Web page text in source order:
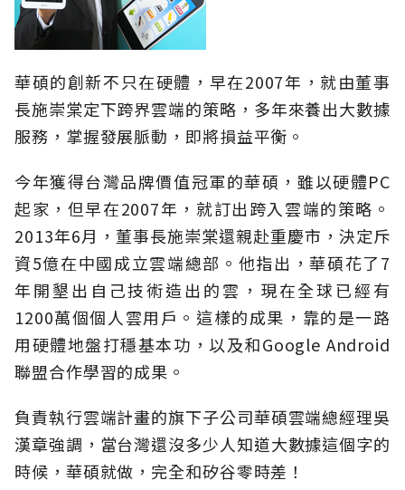
華碩的創新不只在硬體，早在2007年，就由董事
長施崇棠定下跨界雲端的策略，多年來養出大數據
服務，掌握發展脈動，即將損益平衡。
今年獲得台灣品牌價值冠軍的華碩，雖以硬體PC
起家，但早在2007年，就訂出跨入雲端的策略。
2013年6月，董事長施崇棠還親赴重慶市，決定斥
資5億在中國成立雲端總部。他指出，華碩花了7
年開墾出自己技術造出的雲，現在全球已經有
1200萬個個人雲用戶。這樣的成果，靠的是一路
用硬體地盤打穩基本功，以及和Google Android
聯盟合作學習的成果。
負責執行雲端計畫的旗下子公司華碩雲端總經理吳
漢章強調，當台灣還沒多少人知道大數據這個字的
時候，華碩就做，完全和矽谷零時差！